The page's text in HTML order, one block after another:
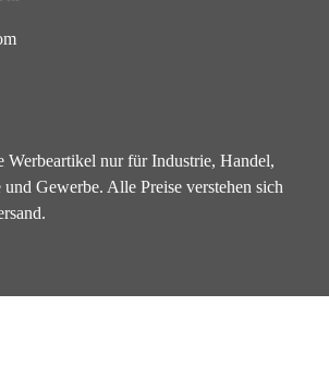
nur für Industrie, Handel,
Gewerbe. Alle Preise verstehen sich